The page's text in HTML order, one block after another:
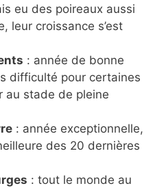
eu des poireaux aussi
leur croissance s’est
: année de bonne
difficulté pour certaines
au stade de pleine
: année exceptionnelle,
des 20 dernières
: tout le monde au